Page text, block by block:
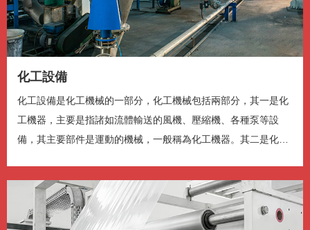
节目段落
描述
关闭描述 , 选择
字幕设定, 开启字幕设置弹窗
关闭字幕, 选择
音轨
全屏
化工設備
化工設備是化工機械的一部分，化工機械包括兩部分，其一是化
工機器，主要是指諸如流體輸送的風機、壓縮機、各種泵等設
備，其主要部件是運動的機械，一般稱為化工機器。其二是化工